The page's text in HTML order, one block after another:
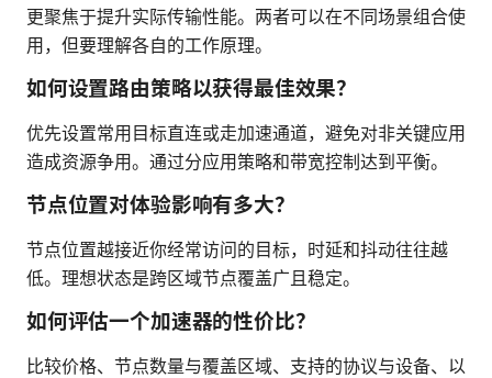
更聚焦于提升实际传输性能。两者可以在不同场景组合使
用，但要理解各自的工作原理。
如何设置路由策略以获得最佳效果？
优先设置常用目标直连或走加速通道，避免对非关键应用
造成资源争用。通过分应用策略和带宽控制达到平衡。
节点位置对体验影响有多大？
节点位置越接近你经常访问的目标，时延和抖动往往越
低。理想状态是跨区域节点覆盖广且稳定。
如何评估一个加速器的性价比？
比较价格、节点数量与覆盖区域、支持的协议与设备、以